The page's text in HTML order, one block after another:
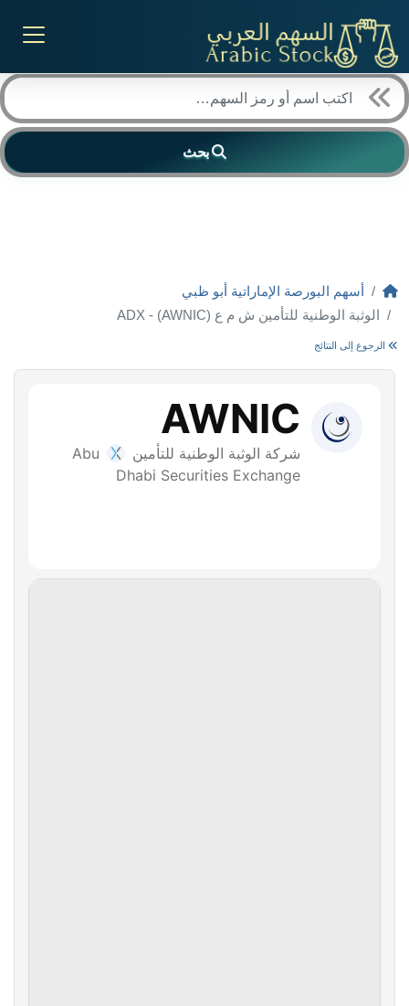
بحث
أسهم البورصة الإماراتية أبو ظبي
الوثبة الوطنية للتأمين ش م ع (AWNIC) - ADX
الرجوع إلى النتائج